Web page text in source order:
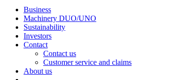
Business
Machinery DUO/UNO
Sustainability
Investors
Contact
Contact us
Customer service and claims
About us